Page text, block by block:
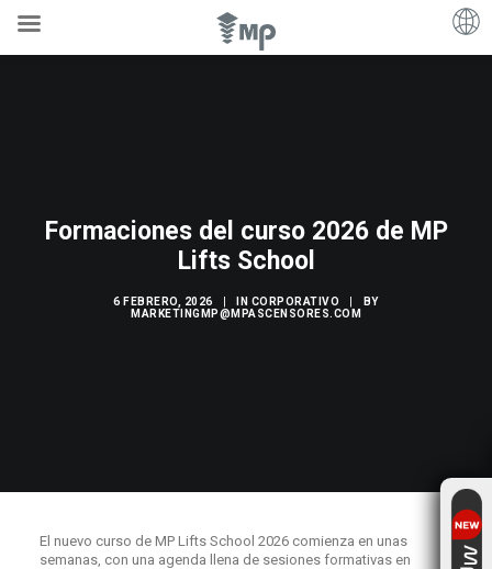
Formaciones del curso 2026 de MP
Lifts School
6 FEBRERO, 2026 IN CORPORATIVO
BY
MARKETINGMP@MPASCENSORES.COM
El nuevo curso de MP Lifts School 2026 comienza en unas
semanas, con una agenda llena de sesiones formativas en